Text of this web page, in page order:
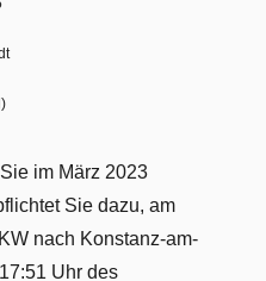
im März 2023
Sie dazu, am
nach Konstanz-am-
Uhr des